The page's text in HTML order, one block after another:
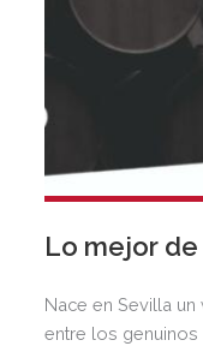
Lo mejor de
Nace en Sevilla
entre los